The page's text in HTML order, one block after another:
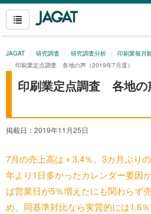
JAGAT 研究調査 研究調査分析
印刷業毎月
印刷業定点調査 各地の声（2019年7月度）
印刷業定点調査 各地の
掲載日：2019年11月25日
7月の売上高は＋3.4％、3カ月ぶり
年より1日多かったカレンダー要因
ば営業日が5％増えたにも関わらず
め、同基準対比なら実質的には1.6